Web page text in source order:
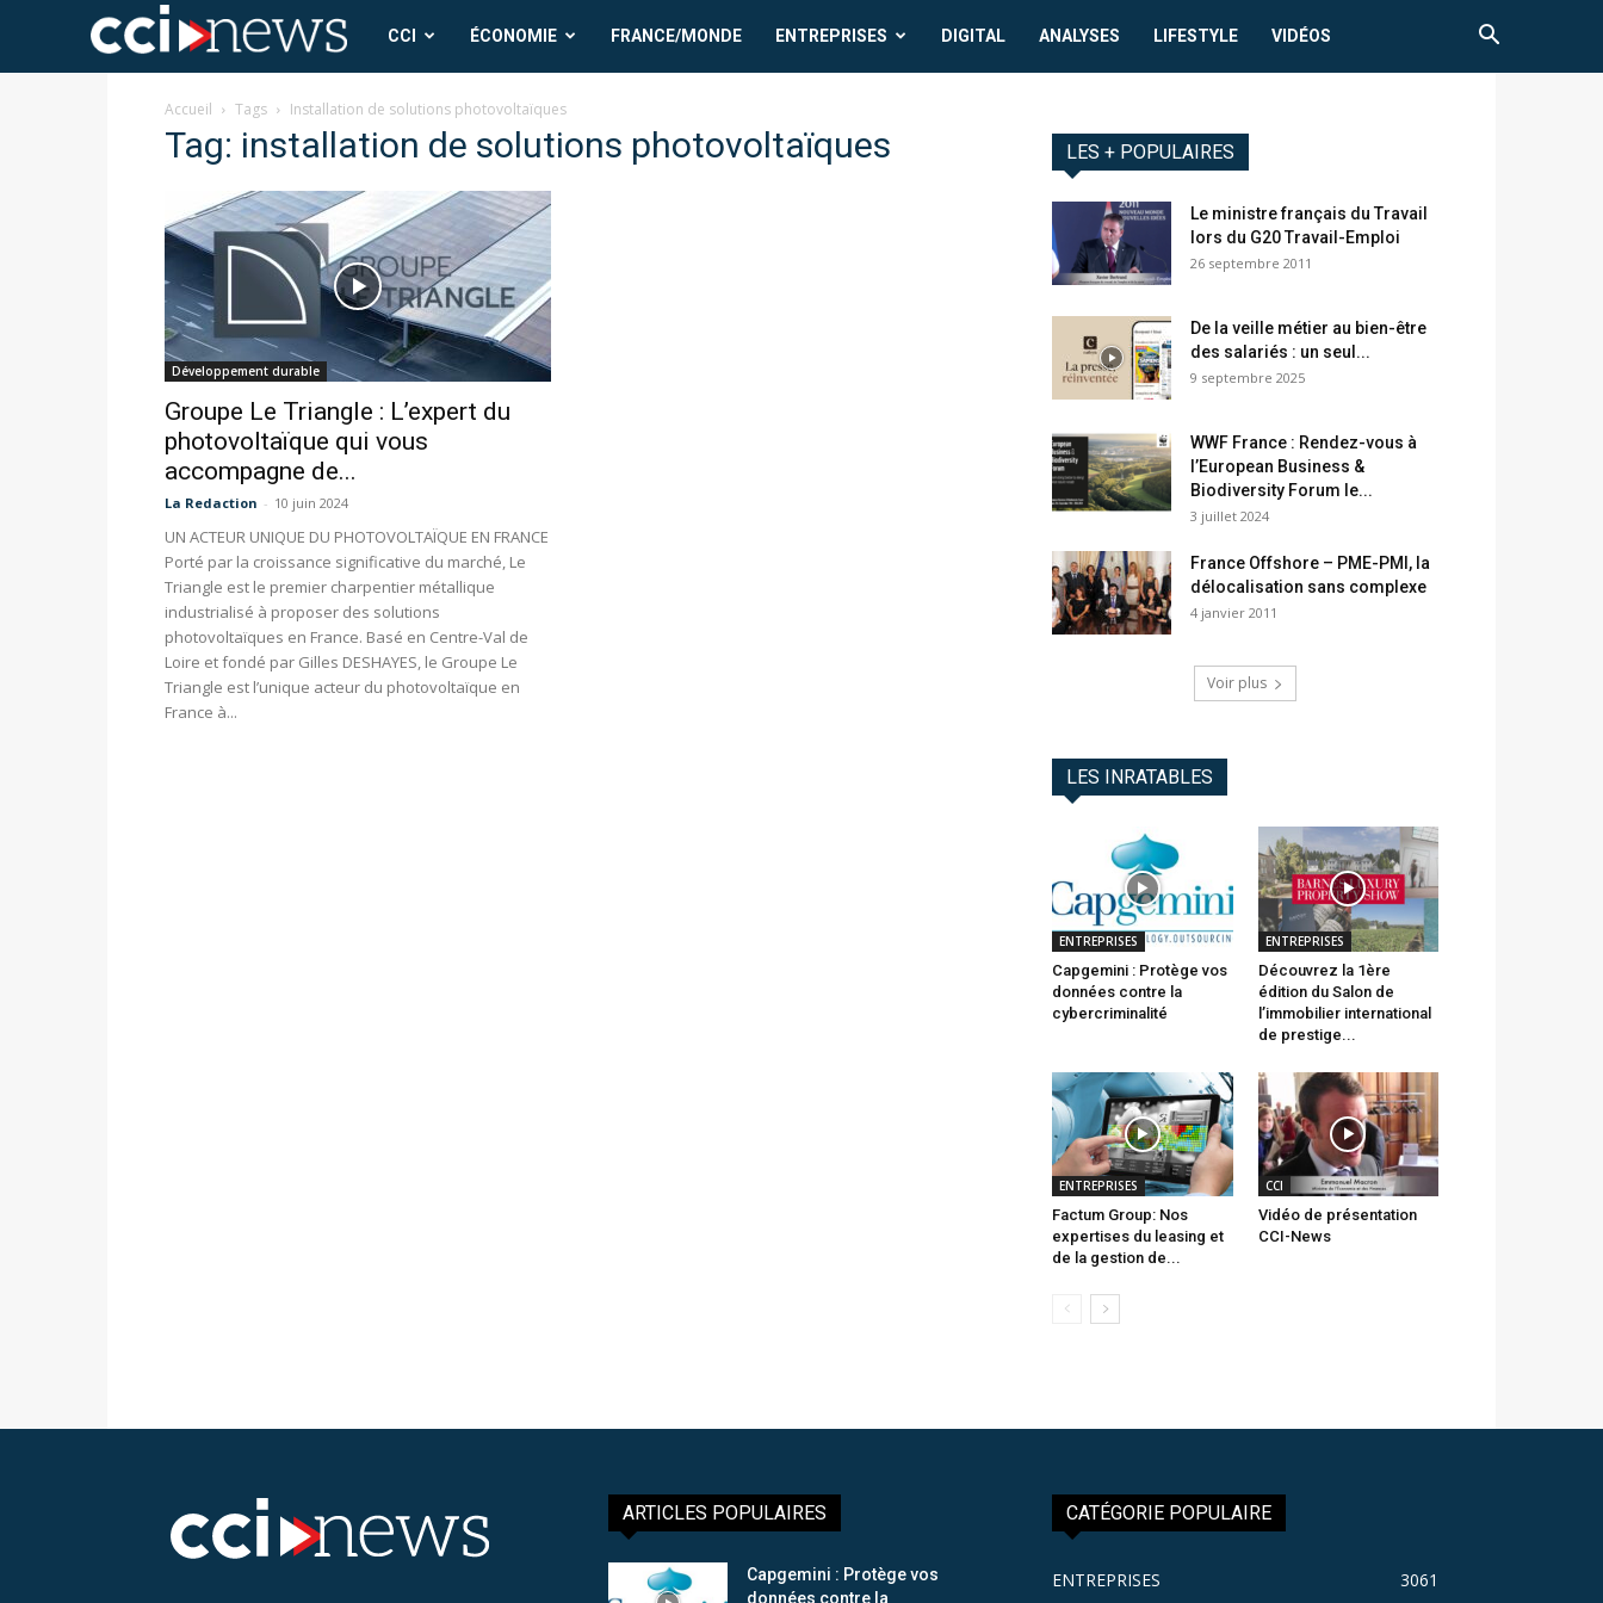
CCI
News
CCI ÉCONOMIE FRANCE/MONDE ENTREPRISES DIGITAL ANALYSES LIFESTYLE VIDÉOS
Accueil Tags Installation de solutions photovoltaïques
Tag: installation de solutions photovoltaïques
Développement durable
Groupe Le Triangle : L’expert du
photovoltaïque qui vous
accompagne de...
La Redaction - 10 juin 2024
UN ACTEUR UNIQUE DU PHOTOVOLTAÏQUE EN FRANCE
Porté par la croissance significative du marché, Le
Triangle est le premier charpentier métallique
industrialisé à proposer des solutions
photovoltaïques en France. Basé en Centre-Val de
Loire et fondé par Gilles DESHAYES, le Groupe Le
Triangle est l’unique acteur du photovoltaïque en
France à...
LES + POPULAIRES
Le ministre français du Travail
lors du G20 Travail-Emploi
26 septembre 2011
De la veille métier au bien-être
des salariés : un seul...
9 septembre 2025
WWF France : Rendez-vous à
l’European Business &
Biodiversity Forum le...
3 juillet 2024
France Offshore – PME-PMI, la
délocalisation sans complexe
4 janvier 2011
Voir plus
LES INRATABLES
ENTREPRISES
Capgemini : Protège vos
données contre la
cybercriminalité
ENTREPRISES
Découvrez la 1ère
édition du Salon de
l’immobilier international
de prestige...
ENTREPRISES
Factum Group: Nos
expertises du leasing et
de la gestion de...
CCI
Vidéo de présentation
CCI-News
ARTICLES POPULAIRES
Capgemini : Protège vos
données contre la
CATÉGORIE POPULAIRE
ENTREPRISES 3061